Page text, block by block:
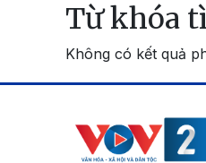
Từ khóa
Không có kết quả